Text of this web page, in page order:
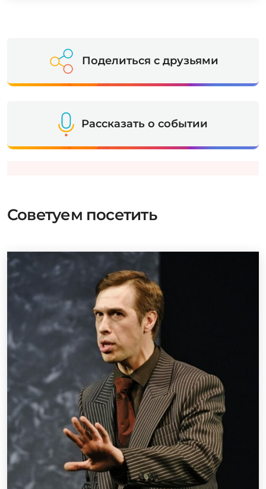
Поделиться с друзьями
Рассказать о событии
Советуем посетить